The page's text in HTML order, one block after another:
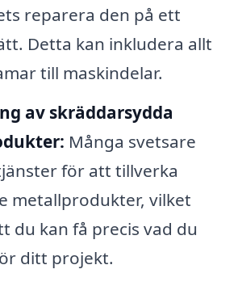
reparera den på ett
Detta kan inkludera allt
till maskindelar.
av skräddarsydda
Många svetsare
för att tillverka
metallprodukter, vilket
du kan få precis vad du
ditt projekt.